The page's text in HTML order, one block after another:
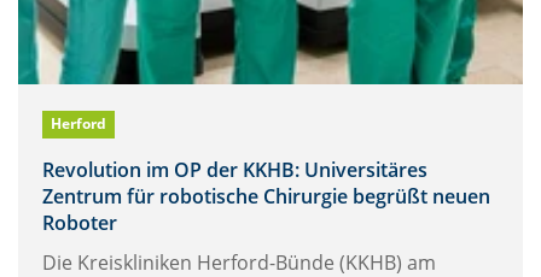
Herford
Revolution im OP der KKHB: Universitäres
Zentrum für robotische Chirurgie begrüßt neuen
Roboter
Die Kreiskliniken Herford-Bünde (KKHB) am